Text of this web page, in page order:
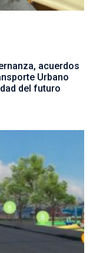
acuerdos
Urbano
del futuro